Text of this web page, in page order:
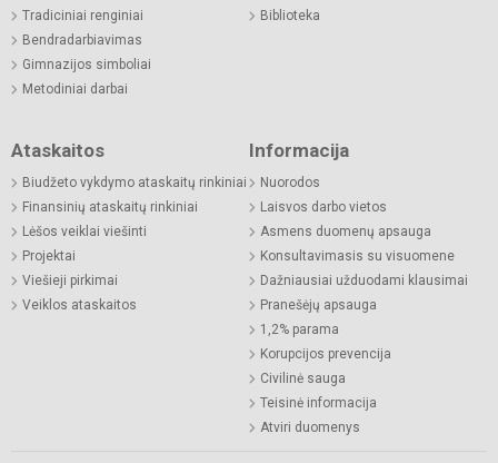
Tradiciniai renginiai
Bendradarbiavimas
Gimnazijos simboliai
Metodiniai darbai
Biblioteka
Ataskaitos
Biudžeto vykdymo ataskaitų rinkiniai
Finansinių ataskaitų rinkiniai
Lėšos veiklai viešinti
Projektai
Viešieji pirkimai
Veiklos ataskaitos
Informacija
Nuorodos
Laisvos darbo vietos
Asmens duomenų apsauga
Konsultavimasis su visuomene
Dažniausiai užduodami klausimai
Pranešėjų apsauga
1,2% parama
Korupcijos prevencija
Civilinė sauga
Teisinė informacija
Atviri duomenys